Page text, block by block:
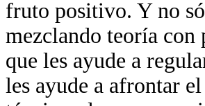
fruto positivo. Y no
mezclando teoría
que les ayude a
les ayude a afrontar